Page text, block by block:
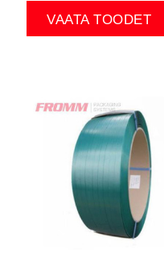
VAATA TOODET